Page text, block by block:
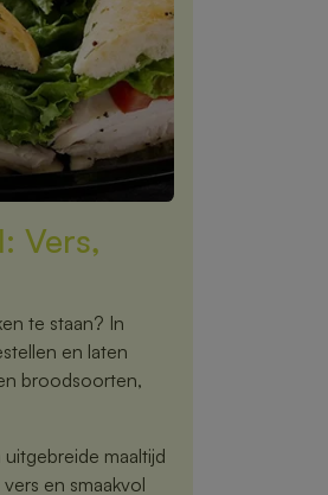
Vers,
te staan? In
en laten
broodsoorten,
maaltijd
en smaakvol